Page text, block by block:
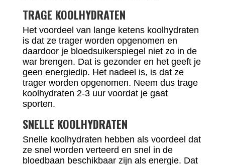
TRAGE KOOLHYDRATEN
Het voordeel van lange ketens koolhydraten
is dat ze trager worden opgenomen en
daardoor je bloedsuikerspiegel niet zo in de
war brengen. Dat is gezonder en het geeft je
geen energiedip. Het nadeel is, is dat ze
trager worden opgenomen. Neem dus trage
koolhydraten 2-3 uur voordat je gaat
sporten.
SNELLE KOOLHYDRATEN
Snelle koolhydraten hebben als voordeel dat
ze snel worden verteerd en snel in de
bloedbaan beschikbaar zijn als energie. Dat